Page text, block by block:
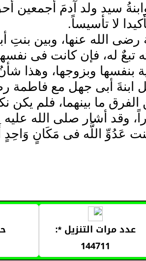
سيد ولد آدمَ أجمعين
لا تأسيساً.
الله عنها، وبين بنتِ
له، فإن كانت فى
بنفسها وبزوجها، وهذا
ابنةَ أبى جهل مع فاطمة
الفرق ما بينهما، فلم
وقد أشار صلى الله
عَدُوِّ اللَّه فى مَكَانٍ وَاحِدٍ
عدد مرات التنزيل *:
144711